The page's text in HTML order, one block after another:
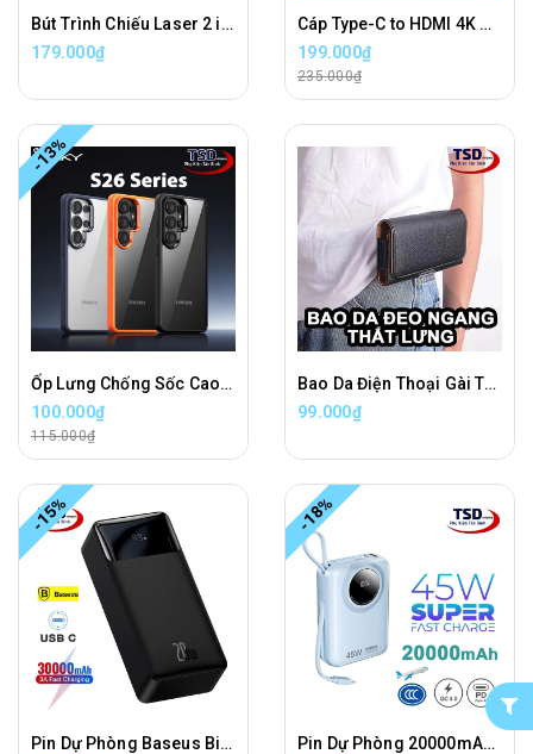
Bút Trình Chiếu Laser 2 in 1 Hoco GM203 Wireless Presenter Chính Hãng
179.000₫
Cáp Type-C to HDMI 4K Hoco UA27 Chính Hãng Dài 2 Mét
199.000₫
235.000₫
-13%
Ốp Lưng Chống Sốc Cao Cấp iPaky Cho Samsung S26 / S26 PLUS / S26 ULTRA Chính Hãng
100.000₫
115.000₫
Bao Da Điện Thoại Gài Thắt Lưng Cao Cấp Đeo NGANG Bên Hông
99.000₫
-15%
Pin Dự Phòng Baseus Bipow 30000mAh Chính Hãng ( 20W, Type C 2 Chiều )
-18%
Pin Dự Phòng 20000mAh Remax FC-02 Sạc Nhanh 45W Chính Hãng